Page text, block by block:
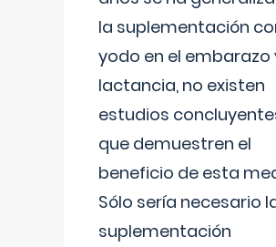
la suplementación
yodo en el embarazo
lactancia, no existen
estudios
que demuestren el
beneficio de esta
Sólo sería necesario
suplementación